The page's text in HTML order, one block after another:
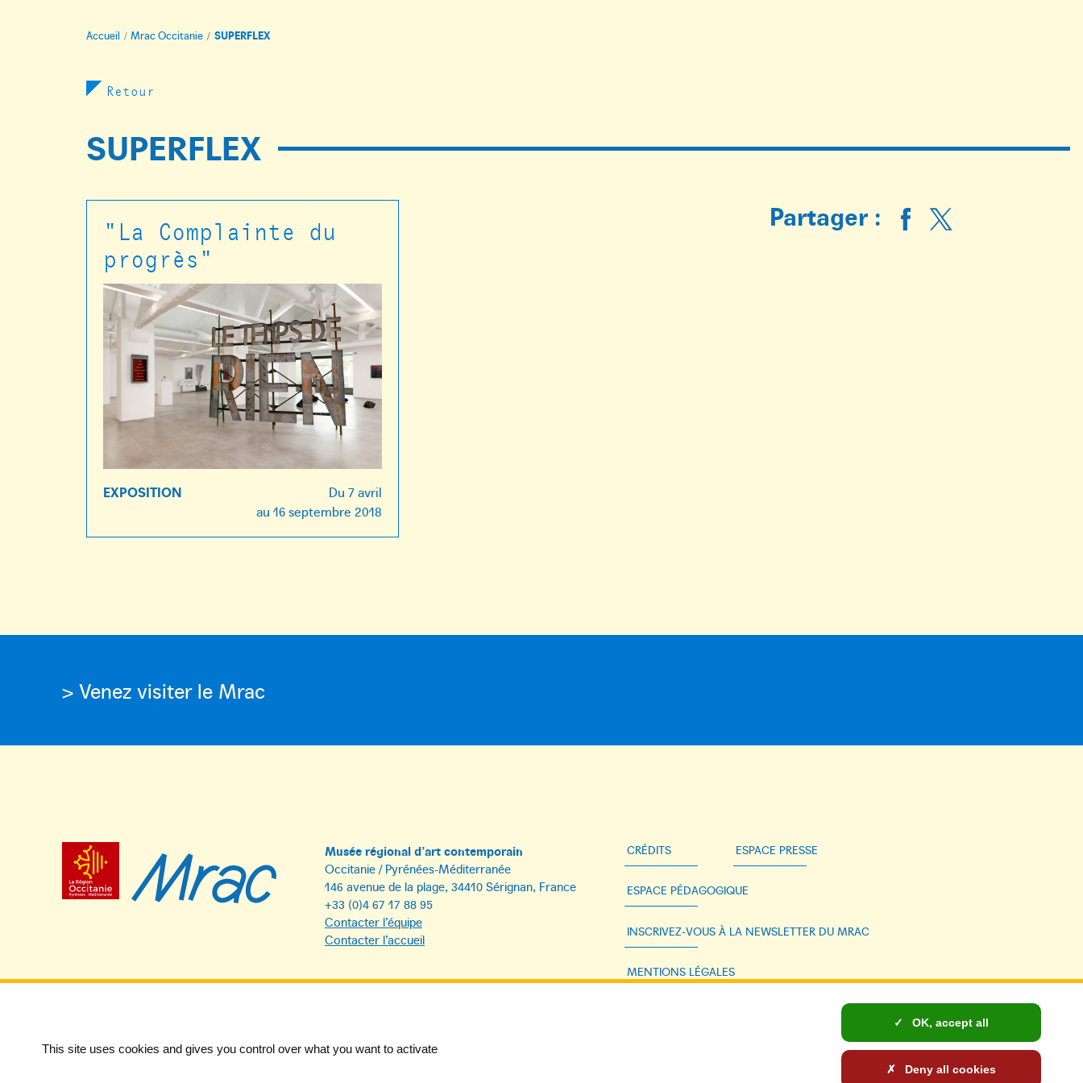
Accueil Mrac Occitanie SUPERFLEX
Retour
SUPERFLEX
"La Complainte du
progrès"
EXPOSITION Du 7 avril
au 16 septembre 2018
Partager :
> Venez visiter le Mrac
Musée régional d’art contemporain
Occitanie / Pyrénées-Méditerranée
146 avenue de la plage, 34410 Sérignan, France
+33 (0)4 67 17 88 95
Contacter l’équipe
Contacter l’accueil
CRÉDITS ESPACE PRESSE
ESPACE PÉDAGOGIQUE
INSCRIVEZ-VOUS À LA NEWSLETTER DU MRAC
MENTIONS LÉGALES
This site uses cookies and gives you control over what you want to activate
OK, accept all
Deny all cookies